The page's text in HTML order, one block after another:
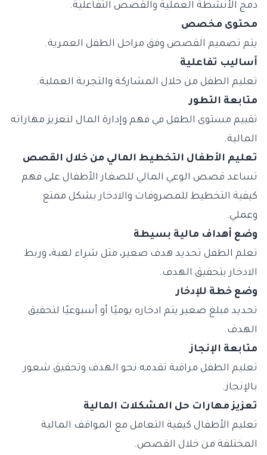
دمج الأنشطة العملية والقصص التفاعلية.
محتوى مخصص
يتم تصميم القصص وفق مراحل الطفل العمرية.
أساليب تفاعلية
تعليم الطفل من خلال المشاركة والتجربة العملية.
متابعة التطور
تقييم مستوى الطفل في فهم وإدارة المال لتعزيز مهاراته
المالية.
تعليم الأطفال التخطيط المالي من خلال القصص
تساعد قصص الوعي المالي للصغار الأطفال على فهم
كيفية التخطيط للمصروفات والادخار بشكل ممتع
وعملي.
وضع أهداف مالية بسيطة
تعلم الطفل تحديد هدف صغير، مثل شراء لعبة، وربط
الادخار بتحقيق الهدف.
وضع خطة للإدخار
تحديد مبلغ صغير يتم ادخاره يوميًا أو أسبوعيًا لتحقيق
الهدف.
متابعة الإنجاز
تعليم الطفل مراقبة تقدمه نحو الهدف وتحقيق شعور
بالإنجاز.
تعزيز مهارات حل المشكلات المالية
تعليم الأطفال كيفية التعامل مع المواقف المالية
المختلفة من خلال القصص.